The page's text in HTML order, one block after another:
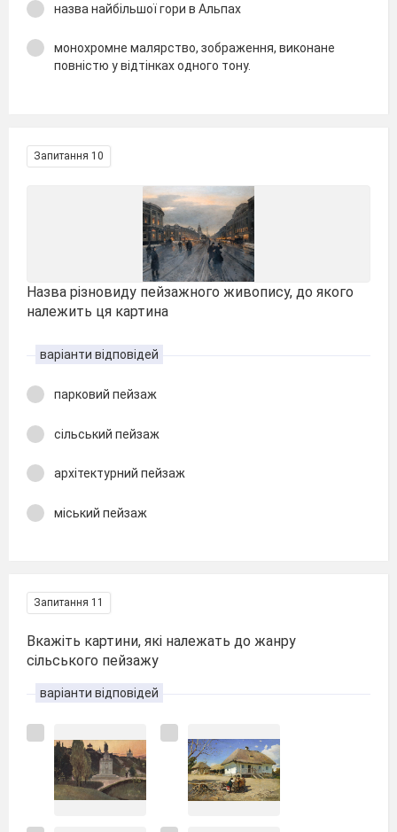
назва найбільшої гори в Альпах
монохромне малярство, зображення, виконане
повністю у відтінках одного тону.
Запитання 10
Назва різновиду пейзажного живопису, до якого
належить ця картина
варіанти відповідей
парковий пейзаж
сільський пейзаж
архітектурний пейзаж
міський пейзаж
Запитання 11
Вкажіть картини, які належать до жанру
сільського пейзажу
варіанти відповідей